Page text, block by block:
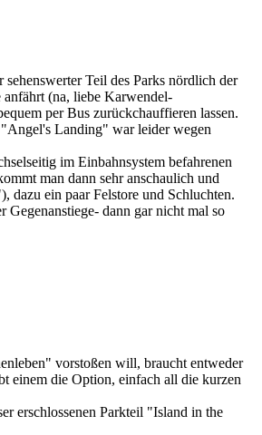
Teil des Parks nördlich der
(na, liebe Karwendel-
per Bus zurückchauffieren lassen.
"Angel's Landing" war leider wegen
im Einbahnsystem befahrenen
man dann sehr anschaulich und
ein paar Felstore und Schluchten.
dann gar nicht mal so
vorstoßen will, braucht entweder
einem die Option, einfach all die kurzen
erschlossenen Parkteil "Island in the